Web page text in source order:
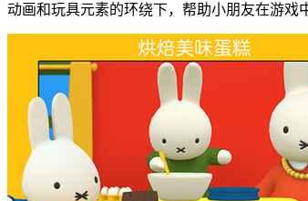
动画和玩具元素的环绕下，帮助小朋友在游戏